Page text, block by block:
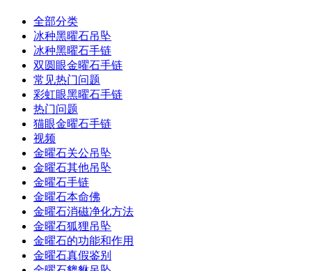
全部分类
冰种黑曜石吊坠
冰种黑曜石手链
双圆眼金曜石手链
常见热门问题
彩虹眼黑曜石手链
热门问题
猫眼金曜石手链
视频
金曜石关公吊坠
金曜石其他吊坠
金曜石手链
金曜石本命佛
金曜石消磁净化方法
金曜石狐狸吊坠
金曜石的功能和作用
金曜石真假鉴别